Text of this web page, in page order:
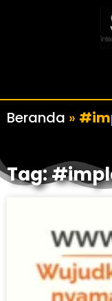
Beranda »
Tag: